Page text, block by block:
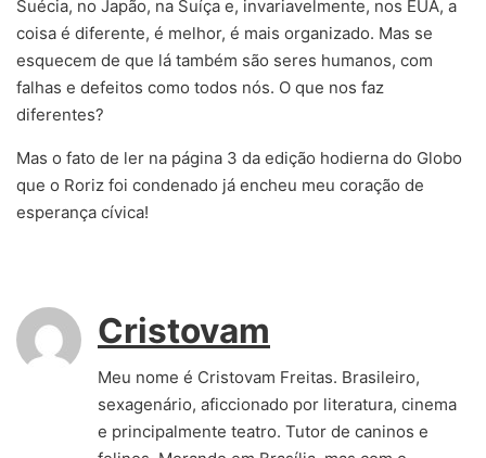
Suécia, no Japão, na Suíça e, invariavelmente, nos EUA, a
coisa é diferente, é melhor, é mais organizado. Mas se
esquecem de que lá também são seres humanos, com
falhas e defeitos como todos nós. O que nos faz
diferentes?
Mas o fato de ler na página 3 da edição hodierna do Globo
que o Roriz foi condenado já encheu meu coração de
esperança cívica!
Cristovam
Meu nome é Cristovam Freitas. Brasileiro,
sexagenário, aficcionado por literatura, cinema
e principalmente teatro. Tutor de caninos e